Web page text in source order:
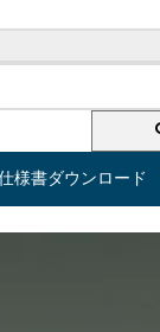
様書ダウンロード